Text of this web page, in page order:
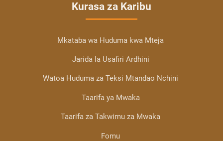
Kurasa za Karibu
Mkataba wa Huduma kwa Mteja
Jarida la Usafiri Ardhini
Watoa Huduma za Teksi Mtandao Nchini
Taarifa ya Mwaka
Taarifa za Takwimu za Mwaka
Fomu